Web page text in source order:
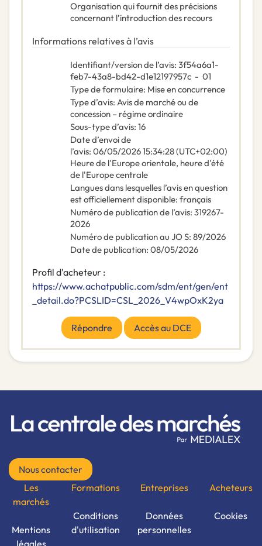
Organisation qui fournit des précisions
concernant l’introduction des recours
Informations relatives à l’avis
Identifiant/version de l’avis: 3f54a6a1-
feb7-43a8-bd42-d1e12197957c - 01
Type de formulaire: Mise en concurrence
Type d’avis: Avis de marché ou de
concession – régime ordinaire
Sous-type d’avis: 16
Date d’envoi de
l’avis: 06/05/202615:34:28 (UTC+02:00)
Heure de l'Europe orientale, heure d'été
de l'Europe centrale
Langues dans lesquelles l’avis en question
est officiellement disponible: français
Numéro de publication de l’avis: 319267-
2026
Numéro de publication au JO S: 89/2026
Date de publication: 08/05/2026
Profil d'acheteur :
https://www.achatpublic.com/sdm/ent/gen/ent
_detail.do?PCSLID=CSL_2026_V4wpOxK2ya
Répondre Accès au DCE
Nous contacter
Les
marchés
Mentions
Formations
Conditions
d'utilisation
Entreprises
Données
personnelles
Acheteurs
Cookies